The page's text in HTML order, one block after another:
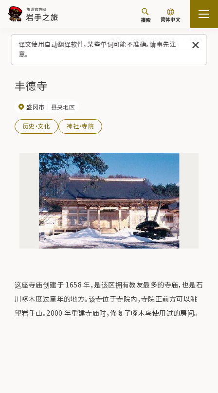
译文使用自动翻译软件，某些单词可能不准确。请事先注
意。
搜索 简体中文
丰德寺
盛冈市 县央地区
历史・文化 神社・寺院
这座寺庙创建于 1658 年，是该区拥有教友最多的寺庙，也是石
川啄木度过童年的地方。该寺位于寺院内，寺院正前方可以眺
望岩手山。2000 年重建寺庙时，修复了啄木鸟使用过的房间。